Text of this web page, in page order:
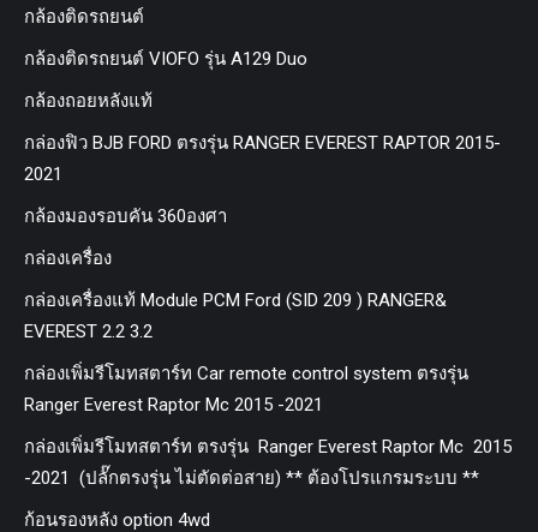
กล้องติดรถยนต์
กล้องติดรถยนต์ VIOFO รุ่น A129 Duo
กล้องถอยหลังแท้
กล่องฟิว BJB FORD ตรงรุ่น RANGER EVEREST RAPTOR 2015-
2021
กล้องมองรอบคัน 360องศา
กล่องเครื่อง
กล่องเครื่องแท้ Module PCM Ford (SID 209 ) RANGER&
EVEREST 2.2 3.2
กล่องเพิ่มรีโมทสตาร์ท Car remote control system ตรงรุ่น
Ranger Everest Raptor Mc 2015 -2021
กล่องเพิ่มรีโมทสตาร์ท ตรงรุ่น Ranger Everest Raptor Mc 2015
-2021 (ปลั๊กตรงรุ่น ไม่ตัดต่อสาย) ** ต้องโปรแกรมระบบ **
ก้อนรองหลัง option 4wd